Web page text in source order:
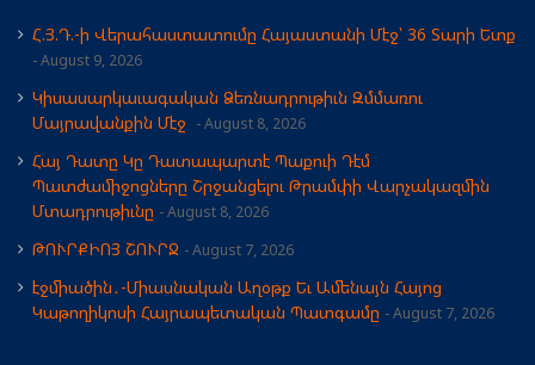
Հ.Յ.Դ.-ի Վերահաստատումը Հայաստանի Մէջ՝ 36 Տարի Ետք
August 9, 2026
Կիսասարկաւագական Ձեռնադրութիւն Զմմառու
Մայրավանքին Մէջ
August 8, 2026
Հայ Դատը Կը Դատապարտէ Պաքուի Դէմ
Պատժամիջոցները Շրջանցելու Թրամփի Վարչակազմին
Մտադրութիւնը
August 8, 2026
ԹՈՒՐՔԻՈՅ ՇՈՒՐՋ August 7, 2026
էջմիածին․-Միասնական Աղօթք Եւ Ամենայն Հայոց
Կաթողիկոսի Հայրապետական Պատգամը
August 7, 2026